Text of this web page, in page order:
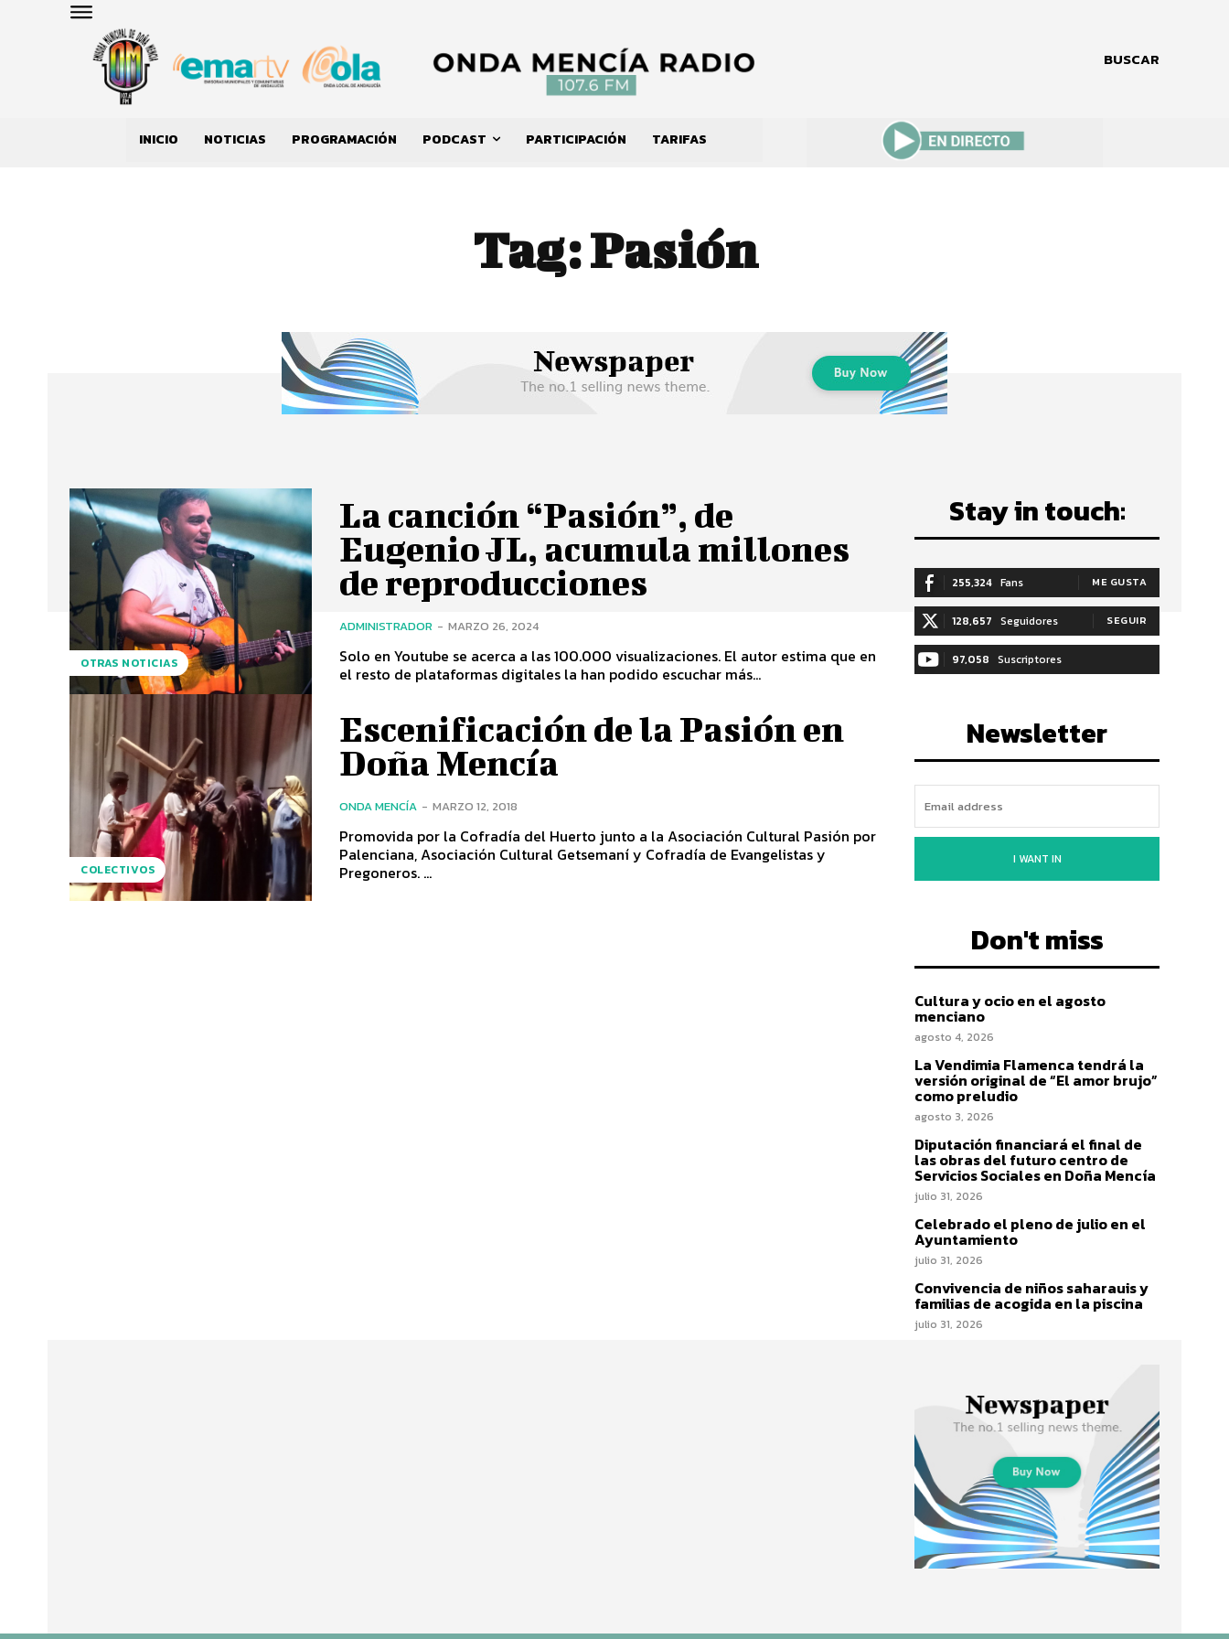
BUSCAR
INICIO NOTICIAS PROGRAMACIÓN PODCAST PARTICIPACIÓN TARIFAS
Tag:Pasión
OTRAS NOTICIAS
La canción “Pasión”, de
Eugenio JL, acumula millones
de reproducciones
ADMINISTRADOR - MARZO 26, 2024
Solo en Youtube se acerca a las 100.000 visualizaciones. El autor estima que en
el resto de plataformas digitales la han podido escuchar más...
COLECTIVOS
Escenificación de la Pasión en
Doña Mencía
ONDA MENCÍA - MARZO 12, 2018
Promovida por la Cofradía del Huerto junto a la Asociación Cultural Pasión por
Palenciana, Asociación Cultural Getsemaní y Cofradía de Evangelistas y
Pregoneros. ...
Stay in touch:
255,324 Fans ME GUSTA
128,657 Seguidores SEGUIR
97,058 Suscriptores
Newsletter
I WANT IN
Don't miss
Cultura y ocio en el agosto
menciano
agosto 4, 2026
La Vendimia Flamenca tendrá la
versión original de “El amor brujo”
como preludio
agosto 3, 2026
Diputación financiará el final de
las obras del futuro centro de
Servicios Sociales en Doña Mencía
julio 31, 2026
Celebrado el pleno de julio en el
Ayuntamiento
julio 31, 2026
Convivencia de niños saharauis y
familias de acogida en la piscina
julio 31, 2026